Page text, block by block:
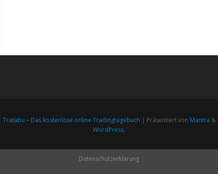
Tratabu – Das kostenlose online Tradingtagebuch | Präsentiert von Mantra &
WordPress.
Datenschutzerklärung